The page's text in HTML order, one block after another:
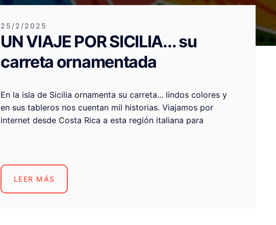
25/2/2025
UN VIAJE POR SICILIA... su
carreta ornamentada
En la isla de Sicilia ornamenta su carreta... lindos colores y
en sus tableros nos cuentan mil historias. Viajamos por
internet desde Costa Rica a esta región italiana para
LEER MÁS